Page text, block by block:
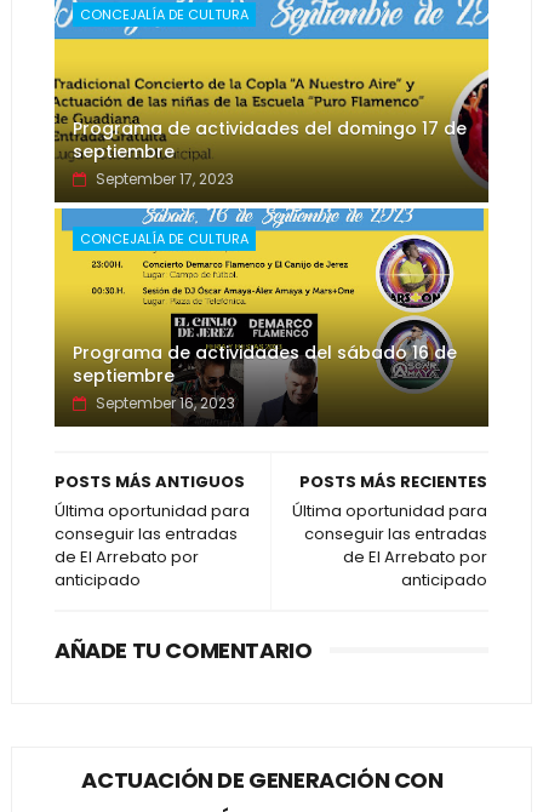
CONCEJALÍA DE CULTURA
Programa de actividades del domingo 17 de
septiembre
September 17, 2023
CONCEJALÍA DE CULTURA
Programa de actividades del sábado 16 de
septiembre
September 16, 2023
POSTS MÁS RECIENTES
Última oportunidad para
conseguir las entradas
de El Arrebato por
anticipado
POSTS MÁS ANTIGUOS
Última oportunidad para
conseguir las entradas
de El Arrebato por
anticipado
AÑADE TU COMENTARIO
ACTUACIÓN DE GENERACIÓN CON